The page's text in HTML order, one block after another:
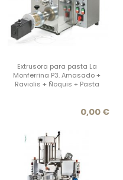
Extrusora para pasta La
Monferrina P3. Amasado +
Raviolis + Ñoquis + Pasta
0,00 €